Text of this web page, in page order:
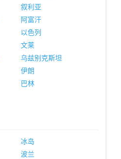
叙利亚
阿富汗
以色列
文莱
乌兹别克斯坦
伊朗
巴林
冰岛
波兰